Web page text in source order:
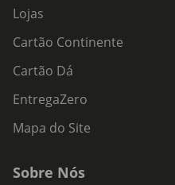
Lojas
Cartão Continente
Cartão Dá
EntregaZero
Mapa do Site
Sobre Nós